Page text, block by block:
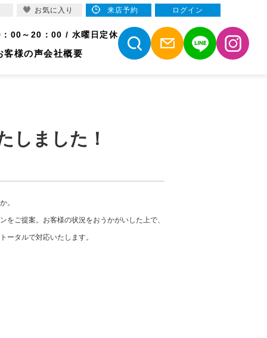
00～20：00 / 水曜日定休
客様の声会社概要
しました！
。
ご提案。お客様の状況をおうかがいした上で、
ータルで対応いたします。
お気に入り 来店予約 ログイン